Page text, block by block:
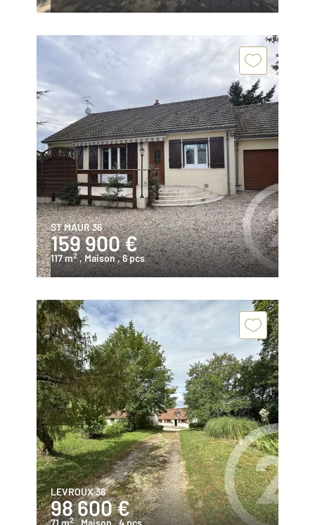
ST MAUR 36
159 900 €
117 m2 , Maison, 6 pcs
LEVROUX 36
98 600 €
71 m2 , Maison, 4 pcs